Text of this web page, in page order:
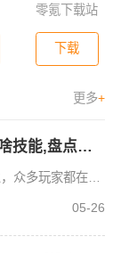
零氪下载站
下载
更多+
决胜巅峰埃克斯有啥技能,盘点游戏技能介绍
决胜巅峰这款游戏超火，众多玩家都在玩。那么，决胜巅峰里埃克斯的技能究竟是什么，又该如何知晓呢？不少遇到此问题的玩家为此头疼不已。别着急，接下来小编就为大家说说解决这个问题的办法。其实，了解游戏中角色技
05-26